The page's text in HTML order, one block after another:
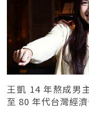
王凱 14 年熬成男
至 80 年代台灣經